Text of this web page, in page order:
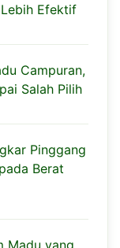
Efektif
Campuran,
Salah Pilih
Pinggang
Berat
Madu yang